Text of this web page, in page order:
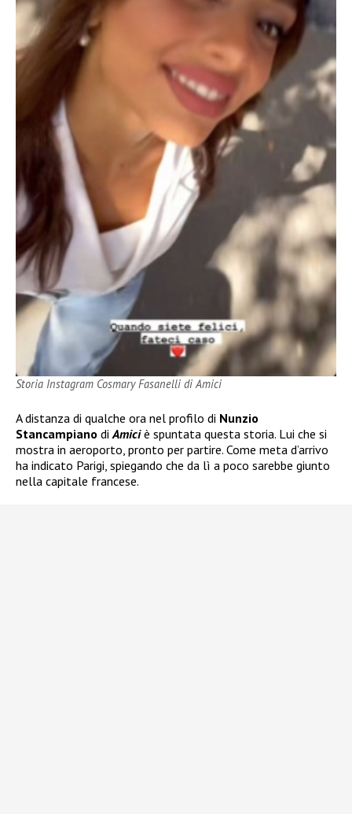
Storia Instagram Cosmary Fasanelli di Amici
A distanza di qualche ora nel profilo di Nunzio
Stancampiano di Amiciè spuntata questa storia. Lui che si
mostra in aeroporto, pronto per partire. Come meta d’arrivo
ha indicato Parigi, spiegando che da lì a poco sarebbe giunto
nella capitale francese.